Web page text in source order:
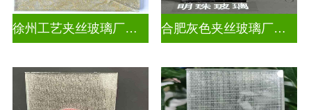
徐州工艺夹丝玻璃厂家联系电话 合肥灰色夹丝玻璃厂家联系电话